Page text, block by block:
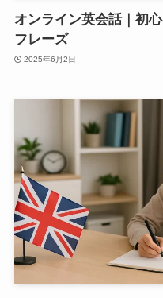
オンライン英会話｜初
フレーズ
2025年6月2日